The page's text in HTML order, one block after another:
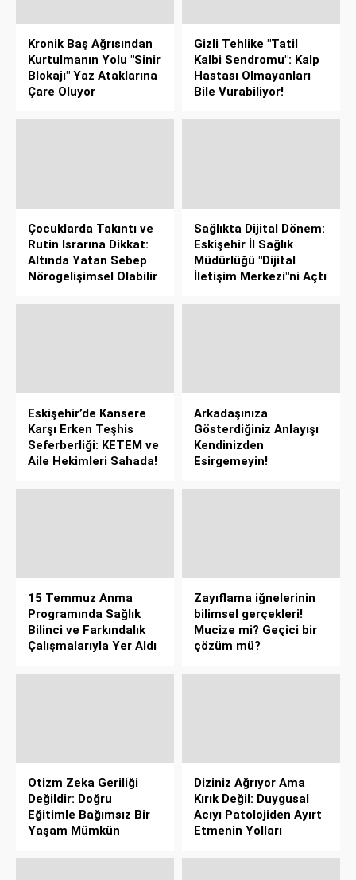
Kronik Baş Ağrısından
Kurtulmanın Yolu "Sinir
Blokajı" Yaz Ataklarına
Çare Oluyor
Gizli Tehlike "Tatil
Kalbi Sendromu": Kalp
Hastası Olmayanları
Bile Vurabiliyor!
Çocuklarda Takıntı ve
Rutin Israrına Dikkat:
Altında Yatan Sebep
Nörogelişimsel Olabilir
Sağlıkta Dijital Dönem:
Eskişehir İl Sağlık
Müdürlüğü "Dijital
İletişim Merkezi"ni Açtı
Eskişehir’de Kansere
Karşı Erken Teşhis
Seferberliği: KETEM ve
Aile Hekimleri Sahada!
Arkadaşınıza
Gösterdiğiniz Anlayışı
Kendinizden
Esirgemeyin!
15 Temmuz Anma
Programında Sağlık
Bilinci ve Farkındalık
Çalışmalarıyla Yer Aldı
Zayıflama iğnelerinin
bilimsel gerçekleri!
Mucize mi? Geçici bir
çözüm mü?
Otizm Zeka Geriliği
Değildir: Doğru
Eğitimle Bağımsız Bir
Yaşam Mümkün
Diziniz Ağrıyor Ama
Kırık Değil: Duygusal
Acıyı Patolojiden Ayırt
Etmenin Yolları